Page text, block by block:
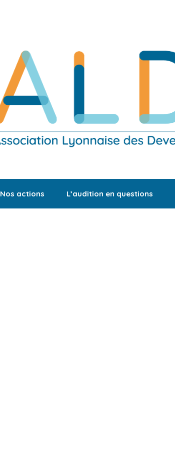
Nos actions L’audition en questions